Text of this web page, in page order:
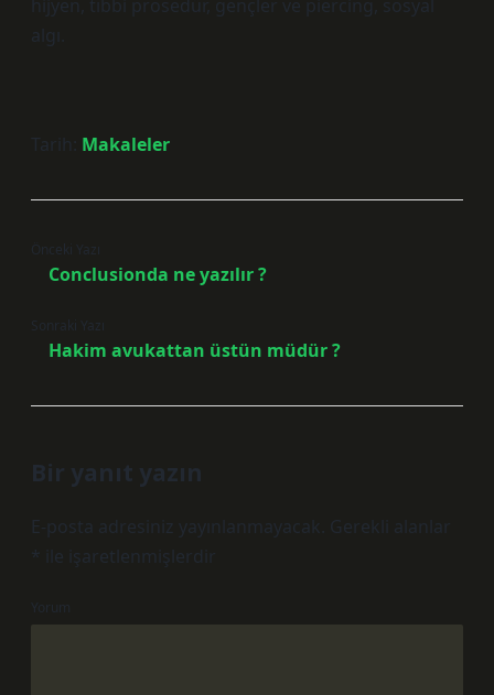
hijyen, tıbbi prosedür, gençler ve piercing, sosyal
algı.
Tarih: Makaleler
Önceki Yazı
Conclusionda ne yazılır ?
Sonraki Yazı
Hakim avukattan üstün müdür ?
Bir yanıt yazın
E-posta adresiniz yayınlanmayacak. Gerekli alanlar
*
ile işaretlenmişlerdir
Yorum